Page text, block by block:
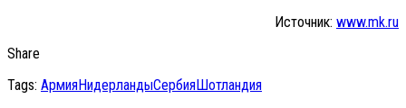
Источник: www.mk.ru
Share
Tags: АрмияНидерландыСербияШотландия